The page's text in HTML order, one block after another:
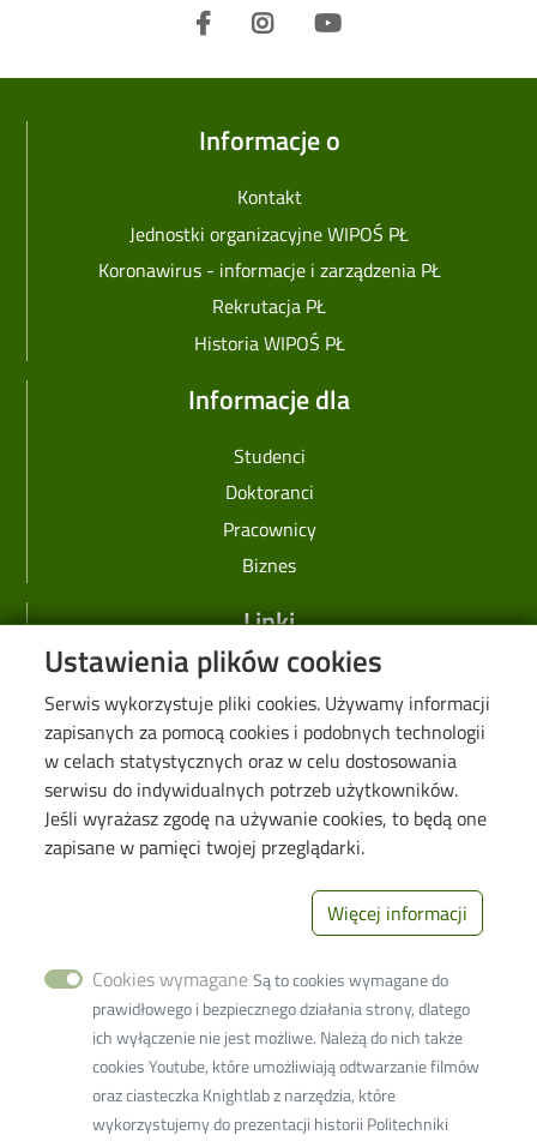
Ustawienia plików cookies
Serwis wykorzystuje pliki cookies. Używamy informacji
zapisanych za pomocą cookies i podobnych technologii
w celach statystycznych oraz w celu dostosowania
serwisu do indywidualnych potrzeb użytkowników.
Jeśli wyrażasz zgodę na używanie cookies, to będą one
zapisane w pamięci twojej przeglądarki.
Więcej informacji
Cookies wymagane Są to cookies wymagane do
prawidłowego i bezpiecznego działania strony, dlatego
ich wyłączenie nie jest możliwe. Należą do nich także
cookies Youtube, które umożliwiają odtwarzanie filmów
oraz ciasteczka Knightlab z narzędzia, które
wykorzystujemy do prezentacji historii Politechniki
Wydział Inżynierii
Ochrony
Środowiska
93-005 Łódź ul.
Wólczańska 213
+48 42 631-37-
41 (dziekanat)
Informacje o
Kontakt
Jednostki organizacyjne WIPOŚ PŁ
Koronawirus - informacje i zarządzenia PŁ
Rekrutacja PŁ
Historia WIPOŚ PŁ
Informacje dla
Studenci
Doktoranci
Pracownicy
Biznes
Linki
Web Dziekanat
Biblioteka PŁ
Galeria "Krótko i węzłowato"
Seminarium "Problemy Ochrony Środowiska"
Deklaracja dostępności cyfrowej
Polityka prywatności